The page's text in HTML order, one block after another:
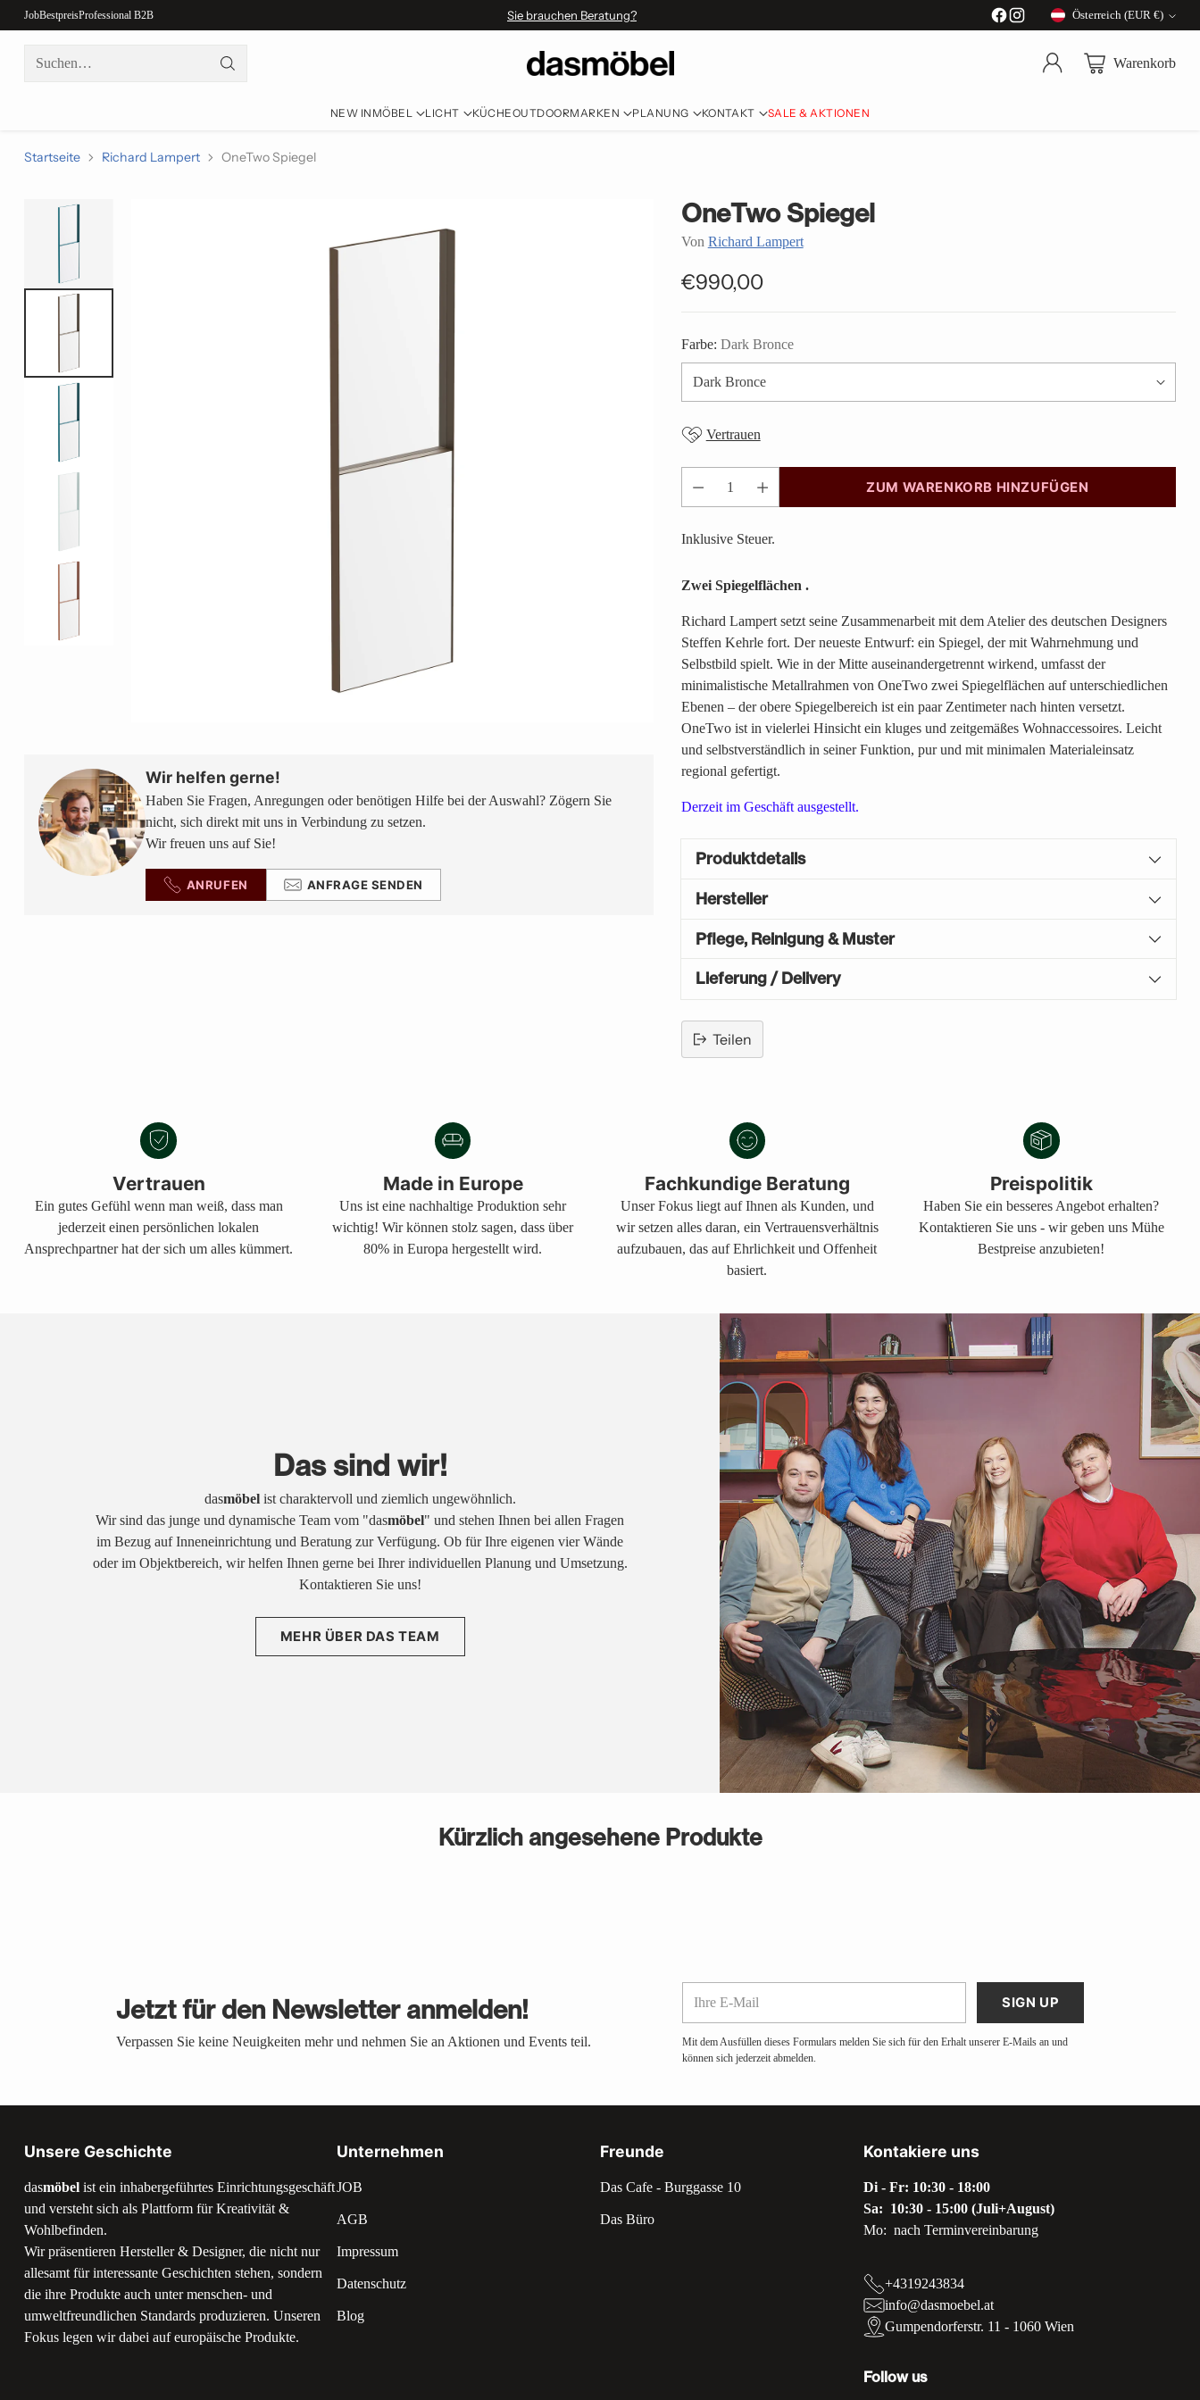
JobBestpreisProfessional B2B Sie brauchen Beratung?
Währung
Österreich (EUR €)
Suchen… Warenkorb
NEW IN MÖBEL LICHT KÜCHEOUTDOORMARKEN PLANUNG KONTAKT SALE & AKTIONEN
Startseite Richard Lampert OneTwo Spiegel
Wir helfen gerne!
Haben Sie Fragen, Anregungen oder benötigen Hilfe bei der Auswahl? Zögern Sie
nicht, sich direkt mit uns in Verbindung zu setzen.
Wir freuen uns auf Sie!
ANRUFEN ANFRAGE SENDEN
OneTwo Spiegel
Von Richard Lampert
Normaler
€990,00
Farbe: Dark Bronce
Vertrauen
Anzahl
ZUM WARENKORB HINZUFÜGEN
Inklusive Steuer.
Zwei Spiegelflächen .
Richard Lampert setzt seine Zusammenarbeit mit dem Atelier des deutschen Designers
Steffen Kehrle fort. Der neueste Entwurf: ein Spiegel, der mit Wahrnehmung und
Selbstbild spielt. Wie in der Mitte auseinandergetrennt wirkend, umfasst der
minimalistische Metallrahmen von OneTwo zwei Spiegelflächen auf unterschiedlichen
Ebenen – der obere Spiegelbereich ist ein paar Zentimeter nach hinten versetzt.
OneTwo ist in vielerlei Hinsicht ein kluges und zeitgemäßes Wohnaccessoires. Leicht
und selbstverständlich in seiner Funktion, pur und mit minimalen Materialeinsatz
regional gefertigt.
Derzeit im Geschäft ausgestellt.
Produktdetails
Hersteller
Pflege, Reinigung & Muster
Lieferung / Delivery
Teilen
Warenkorb
Vertrauen
Ein gutes Gefühl wenn man weiß, dass man
jederzeit einen persönlichen lokalen
Ansprechpartner hat der sich um alles kümmert.
Made in Europe
Uns ist eine nachhaltige Produktion sehr
wichtig! Wir können stolz sagen, dass über
80% in Europa hergestellt wird.
Fachkundige Beratung
Unser Fokus liegt auf Ihnen als Kunden, und
wir setzen alles daran, ein Vertrauensverhältnis
aufzubauen, das auf Ehrlichkeit und Offenheit
basiert.
Preispolitik
Haben Sie ein besseres Angebot erhalten?
Kontaktieren Sie uns - wir geben uns Mühe
Bestpreise anzubieten!
Das sind wir!
dasmöbelist charaktervoll und ziemlich ungewöhnlich.
Wir sind das junge und dynamische Team vom "dasmöbel" und stehen Ihnen bei allen Fragen
im Bezug auf Inneneinrichtung und Beratung zur Verfügung. Ob für Ihre eigenen vier Wände
oder im Objektbereich, wir helfen Ihnen gerne bei Ihrer individuellen Planung und Umsetzung.
Kontaktieren Sie uns!
MEHR ÜBER DAS TEAM
Kürzlich angesehene Produkte
Jetzt für den Newsletter anmelden!
Verpassen Sie keine Neuigkeiten mehr und nehmen Sie an Aktionen und Events teil.
Mail
SIGN UP
Mit dem Ausfüllen dieses Formulars melden Sie sich für den Erhalt unserer E-Mails an und
können sich jederzeit abmelden.
Unsere Geschichte
dasmöbel ist ein inhabergeführtes Einrichtungsgeschäft
und versteht sich als Plattform für Kreativität &
Wohlbefinden.
Wir präsentieren Hersteller & Designer, die nicht nur
allesamt für interessante Geschichten stehen, sondern
die ihre Produkte auch unter menschen- und
umweltfreundlichen Standards produzieren. Unseren
Fokus legen wir dabei auf europäische Produkte.
Unternehmen
JOB
AGB
Impressum
Datenschutz
Blog
Freunde
Das Cafe - Burggasse 10
Das Büro
Kontakiere uns
Di - Fr: 10:30 - 18:00
Sa: 10:30 - 15:00 (Juli+August)
Mo: nach Terminvereinbarung
+4319243834
info@dasmoebel.at
Gumpendorferstr. 11 - 1060 Wien
Follow us